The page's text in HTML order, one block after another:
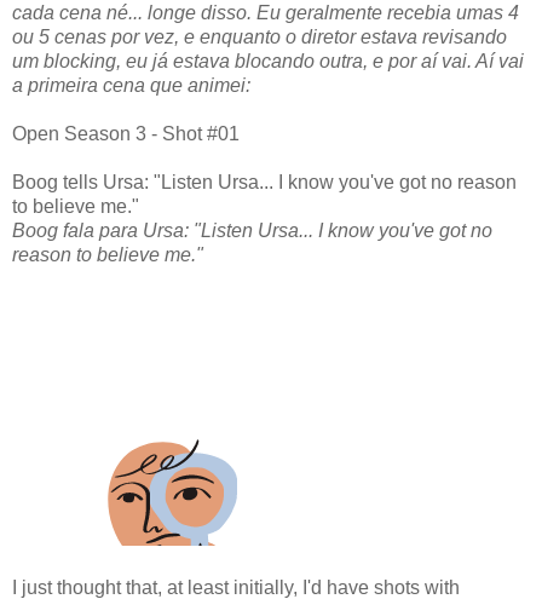
cada cena né... longe disso. Eu geralmente recebia umas 4
ou 5 cenas por vez, e enquanto o diretor estava revisando
um blocking, eu já estava blocando outra, e por aí vai. Aí vai
a primeira cena que animei:
Open Season 3 - Shot #01
Boog tells Ursa: "Listen Ursa... I know you've got no reason
to believe me."
Boog fala para Ursa: "Listen Ursa... I know you've got no
reason to believe me."
I just thought that, at least initially, I'd have shots with